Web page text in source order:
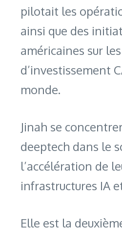
pilotait les
ainsi que des
américaines sur
d’investissement
monde.
Jinah se
deeptech dans le
l’accélération de
infrastructures IA
Elle est la